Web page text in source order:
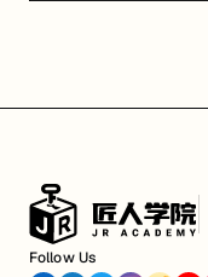
Follow Us